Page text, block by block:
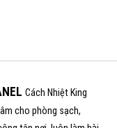
Cách Nhiệt King
cho phòng sạch,